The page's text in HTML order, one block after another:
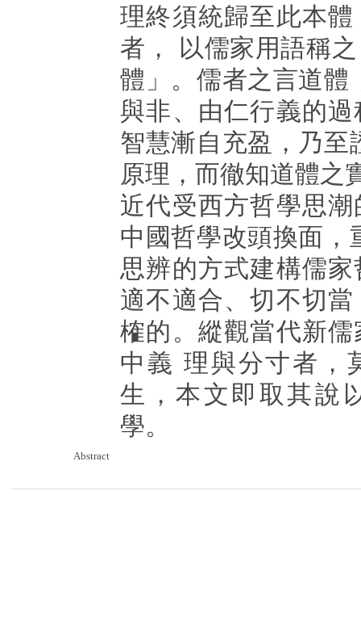
理終須統歸至此本
者， 以儒家用語稱
體」。儒者之言道體
與非、由仁行義的
智慧漸自充盈，乃至
原理，而徹知道體之
近代受西方哲學思
中國哲學改頭換面，
思辨的方式建構儒
適不適合、切不切
榷的。縱觀當代新
中義 理與分寸者，
生，本文即取其說
學。
Abstract